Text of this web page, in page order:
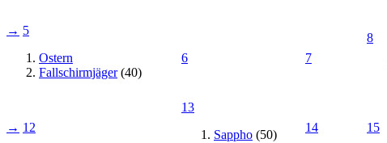
→ 5
Ostern
Fallschirmjäger(40)
6 7
8
→ 12
13
Sappho (50)
14 15